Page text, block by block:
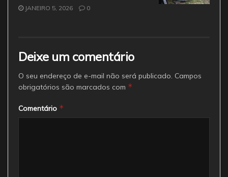
JANEIRO 5, 2026 0
Deixe um comentário
O seu endereço de e-mail não será publicado. Campos
obrigatórios são marcados com *
Comentário *